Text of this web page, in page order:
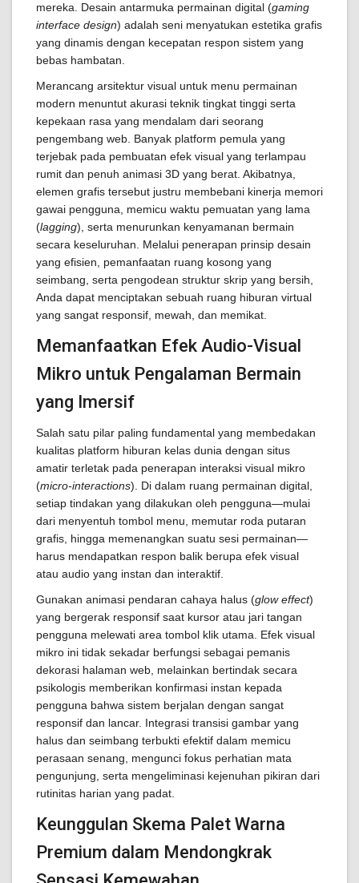
mereka. Desain antarmuka permainan digital (gaming
interface design) adalah seni menyatukan estetika grafis
yang dinamis dengan kecepatan respon sistem yang
bebas hambatan.
Merancang arsitektur visual untuk menu permainan
modern menuntut akurasi teknik tingkat tinggi serta
kepekaan rasa yang mendalam dari seorang
pengembang web. Banyak platform pemula yang
terjebak pada pembuatan efek visual yang terlampau
rumit dan penuh animasi 3D yang berat. Akibatnya,
elemen grafis tersebut justru membebani kinerja memori
gawai pengguna, memicu waktu pemuatan yang lama
(lagging), serta menurunkan kenyamanan bermain
secara keseluruhan. Melalui penerapan prinsip desain
yang efisien, pemanfaatan ruang kosong yang
seimbang, serta pengodean struktur skrip yang bersih,
Anda dapat menciptakan sebuah ruang hiburan virtual
yang sangat responsif, mewah, dan memikat.
Memanfaatkan Efek Audio-Visual
Mikro untuk Pengalaman Bermain
yang Imersif
Salah satu pilar paling fundamental yang membedakan
kualitas platform hiburan kelas dunia dengan situs
amatir terletak pada penerapan interaksi visual mikro
(micro-interactions). Di dalam ruang permainan digital,
setiap tindakan yang dilakukan oleh pengguna—mulai
dari menyentuh tombol menu, memutar roda putaran
grafis, hingga memenangkan suatu sesi permainan—
harus mendapatkan respon balik berupa efek visual
atau audio yang instan dan interaktif.
Gunakan animasi pendaran cahaya halus (glow effect)
yang bergerak responsif saat kursor atau jari tangan
pengguna melewati area tombol klik utama. Efek visual
mikro ini tidak sekadar berfungsi sebagai pemanis
dekorasi halaman web, melainkan bertindak secara
psikologis memberikan konfirmasi instan kepada
pengguna bahwa sistem berjalan dengan sangat
responsif dan lancar. Integrasi transisi gambar yang
halus dan seimbang terbukti efektif dalam memicu
perasaan senang, mengunci fokus perhatian mata
pengunjung, serta mengeliminasi kejenuhan pikiran dari
rutinitas harian yang padat.
Keunggulan Skema Palet Warna
Premium dalam Mendongkrak